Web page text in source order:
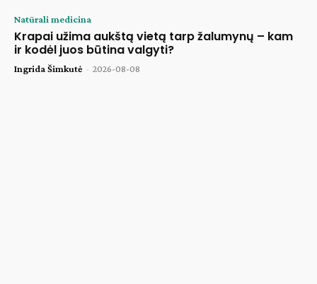
Natūrali medicina
Krapai užima aukštą vietą tarp žalumynų – kam
ir kodėl juos būtina valgyti?
Ingrida Šimkutė - 2026-08-08